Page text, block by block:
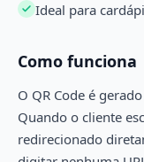
Ideal para
Como funciona
O QR Code é
Quando o cliente
redirecionado